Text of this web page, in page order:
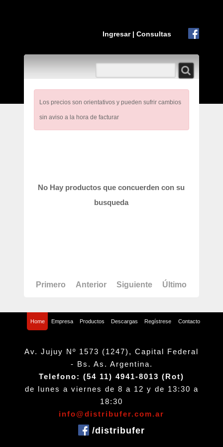
Ingresar|Consultas
Los precios son orientativos y pueden sufrir cambios
sin aviso a la hora de facturar
No Hay productos que concuerden con su
busqueda
Primero Anterior Siguiente Último
Home Empresa Productos Descargas Regístrese Contacto
Av. Jujuy Nº 1573 (1247), Capital Federal
- Bs. As. Argentina.
Telefono: (54 11) 4941-8013 (Rot)
de lunes a viernes de 8 a 12 y de 13:30 a
18:30
info@distribufer.com.ar
/distribufer